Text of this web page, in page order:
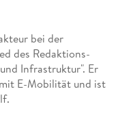
bei der
des Redaktions-
Infrastruktur". Er
E-Mobilität und ist